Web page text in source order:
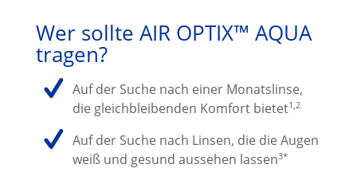
Wer sollte AIR OPTIX™ AQUA
tragen?
Auf der Suche nach einer Monatslinse,
die gleichbleibenden Komfort bietet1,2
Auf der Suche nach Linsen, die die Augen
weiß und gesund aussehen lassen3*